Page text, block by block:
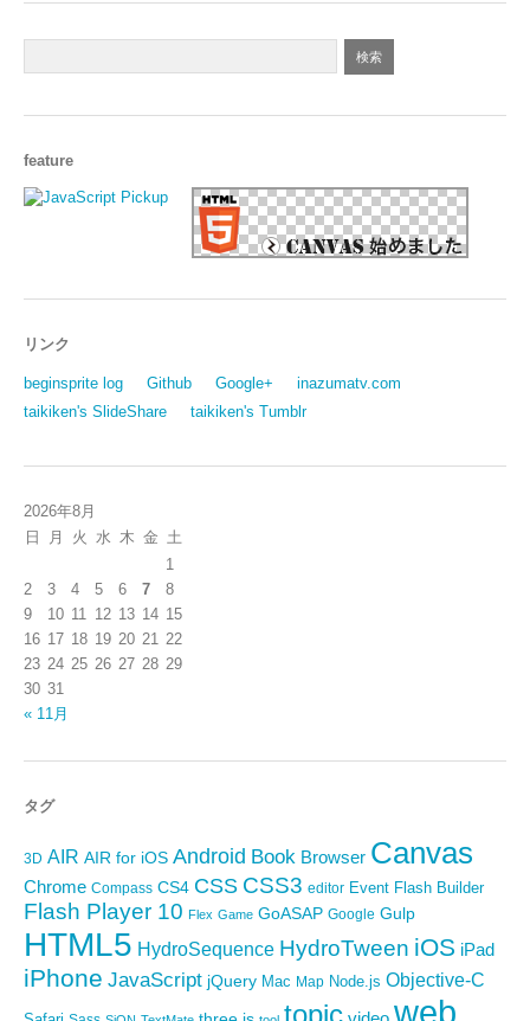
feature
リンク
beginsprite log Github Google+
inazumatv.com
taikiken's SlideShare
taikiken's Tumblr
2026年8月
日
月 火 水 木 金 土
1
2
3 4 5 6 7
8
9
10 11 12 13 14 15
16 17 18 19 20 21 22
23 24 25 26 27 28 29
30 31
« 11月
タグ
3D AIR AIR for iOS Android Book Browser Canvas
Chrome Compass CS4 CSS CSS3 editor Event Flash Builder
Flash Player 10 Flex Game GoASAP Google Gulp
HTML5 HydroSequence HydroTween iOS iPad
iPhone JavaScript jQuery Mac Map Node.js Objective-C
web